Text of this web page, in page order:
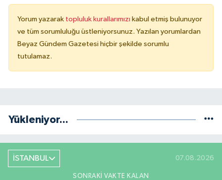
Yorum yazarak topluluk kurallarımızı kabul etmiş bulunuyor
ve tüm sorumluluğu üstleniyorsunuz. Yazılan yorumlardan
Beyaz Gündem Gazetesi hiçbir şekilde sorumlu
tutulamaz.
Yükleniyor...
İSTANBUL 07.08.2026
SONRAKI VAKTE KALAN